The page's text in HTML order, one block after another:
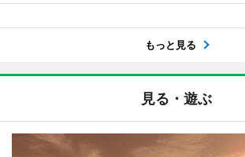
もっと見る
見る・遊ぶ